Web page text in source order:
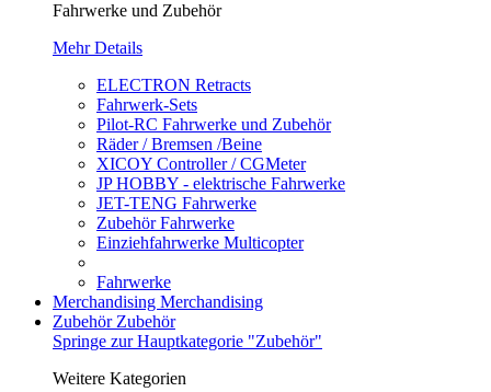
Fahrwerke und Zubehör
Mehr Details
ELECTRON Retracts
Fahrwerk-Sets
Pilot-RC Fahrwerke und Zubehör
Räder / Bremsen /Beine
XICOY Controller / CGMeter
JP HOBBY - elektrische Fahrwerke
JET-TENG Fahrwerke
Zubehör Fahrwerke
Einziehfahrwerke Multicopter
Fahrwerke
Merchandising Merchandising
Zubehör Zubehör
Springe zur Hauptkategorie "Zubehör"
Weitere Kategorien